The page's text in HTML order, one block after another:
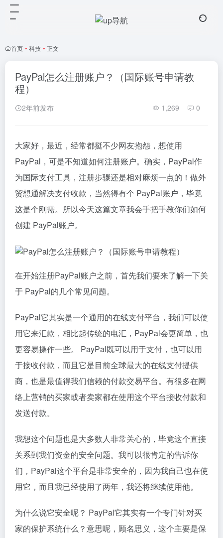
首页 • 科技 • 正文
PayPal怎么注册账户？（国际账号申请教
程）
2年前发布 1,269 0
大家好，最近，经常都挺不少网友抱怨，想使用
PayPal，可是不知道如何注册账户。确实，PayPal作
为国际支付工具，注册步骤还是相对麻烦一点的！做外
贸想通解决支付收款，当然得有个 PayPal账户，毕竟
这是个刚需。所以今天这篇文章我会手把手教你们如何
创建 PayPal账户。
在开始注册PayPal账户之前，首先我们要来了解一下关
于 PayPal的几个常见问题。
PayPal它其实是一个通用的在线支付平台，我们可以使
用它来汇款，相比起传统的电汇，PayPal会更简单，也
更容易操作一些。 PayPal既可以用于支付，也可以用
于接收付款，而且它是目前全球最大的在线支付提供
商，也是最值得我们信赖的付款交易平台。有很多在网
络上营销的买家或者卖家都在使用这个平台接收付款和
发送付款。
我想这个问题也是大多数人非常关心的，毕竟这个直接
关系到我们资金的安全问题。我可以很肯定的告诉你
们，PayPal这个平台是非常安全的，因为我自己也在使
用它，而且我已经使用了两年，我还将继续使用他。
为什么说它安全呢？ PayPal它其实有一个专门针对买
家的保护系统什么？意思呢，顾名思义，这个主要是保